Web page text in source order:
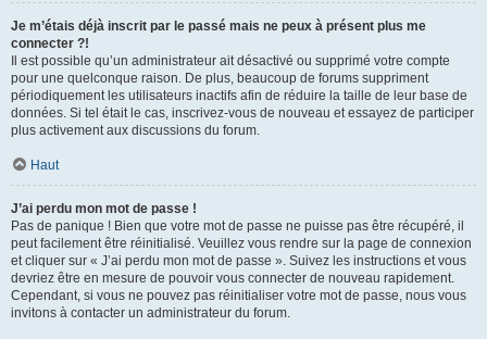
Je m’étais déjà inscrit par le passé mais ne peux à présent plus me
connecter ?!
Il est possible qu’un administrateur ait désactivé ou supprimé votre compte
pour une quelconque raison. De plus, beaucoup de forums suppriment
périodiquement les utilisateurs inactifs afin de réduire la taille de leur base de
données. Si tel était le cas, inscrivez-vous de nouveau et essayez de participer
plus activement aux discussions du forum.
Haut
J’ai perdu mon mot de passe !
Pas de panique ! Bien que votre mot de passe ne puisse pas être récupéré, il
peut facilement être réinitialisé. Veuillez vous rendre sur la page de connexion
et cliquer sur « J’ai perdu mon mot de passe ». Suivez les instructions et vous
devriez être en mesure de pouvoir vous connecter de nouveau rapidement.
Cependant, si vous ne pouvez pas réinitialiser votre mot de passe, nous vous
invitons à contacter un administrateur du forum.